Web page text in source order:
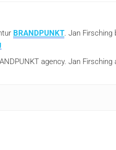
BRANDPUNKT. Jan Firsching
agency. Jan Firsching